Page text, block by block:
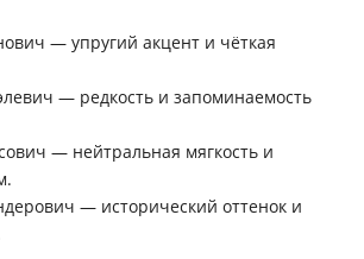
— упругий акцент и чёткая
— редкость и запоминаемость
— нейтральная мягкость и
— исторический оттенок и